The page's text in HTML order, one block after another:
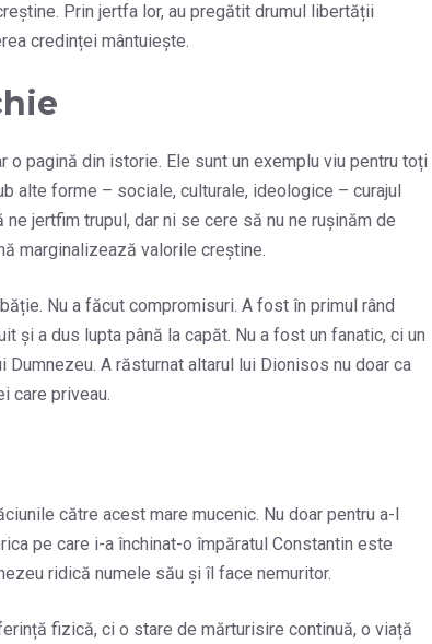
Prin jertfa lor, au pregătit drumul libertății
credinței mântuiește.
pagină din istorie. Ele sunt un exemplu viu pentru toți
alte forme – sociale, culturale, ideologice – curajul
jertfim trupul, dar ni se cere să nu ne rușinăm de
marginalizează valorile creștine.
Nu a făcut compromisuri. A fost în primul rând
și a dus lupta până la capăt. Nu a fost un fanatic, ci un
A răsturnat altarul lui Dionisos nu doar ca
care priveau.
către acest mare mucenic. Nu doar pentru a-l
pe care i-a închinat-o împăratul Constantin este
ridică numele său și îl face nemuritor.
fizică, ci o stare de mărturisire continuă, o viață